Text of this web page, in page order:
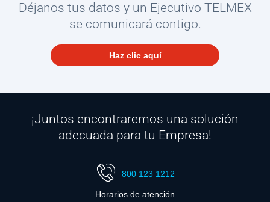
Déjanos tus datos y un Ejecutivo TELMEX
se comunicará contigo.
Haz clic aquí
¡Juntos encontraremos una solución
adecuada para tu Empresa!
800 123 1212
Horarios de atención